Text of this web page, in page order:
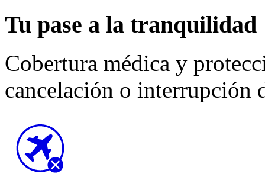
Tu pase a la tranquilidad
Cobertura médica y
cancelación o interrupción